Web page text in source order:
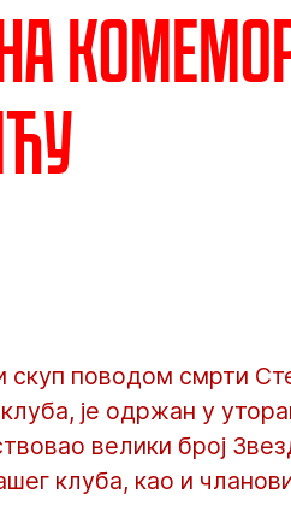
поводом смрти
је одржан у
велики број
клуба, као и